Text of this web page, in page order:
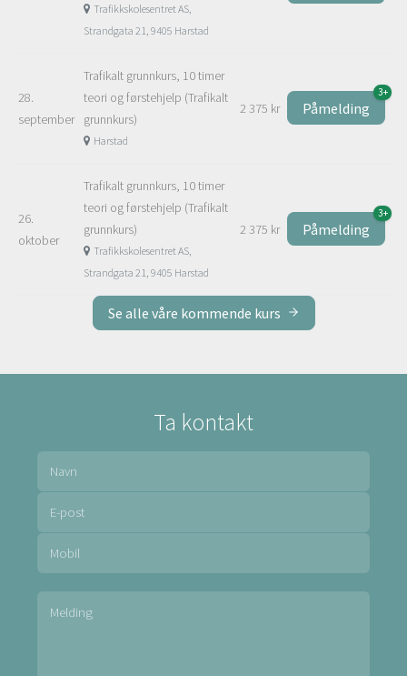
Trafikkskolesentret AS,
Strandgata 21, 9405 Harstad
28.
september
Trafikalt grunnkurs, 10 timer
teori og førstehjelp (Trafikalt
grunnkurs)
Harstad
2 375 kr Påmelding
3+
26.
oktober
Trafikalt grunnkurs, 10 timer
teori og førstehjelp (Trafikalt
grunnkurs)
Trafikkskolesentret AS,
Strandgata 21, 9405 Harstad
2 375 kr Påmelding
3+
Se alle våre kommende kurs
Ta kontakt